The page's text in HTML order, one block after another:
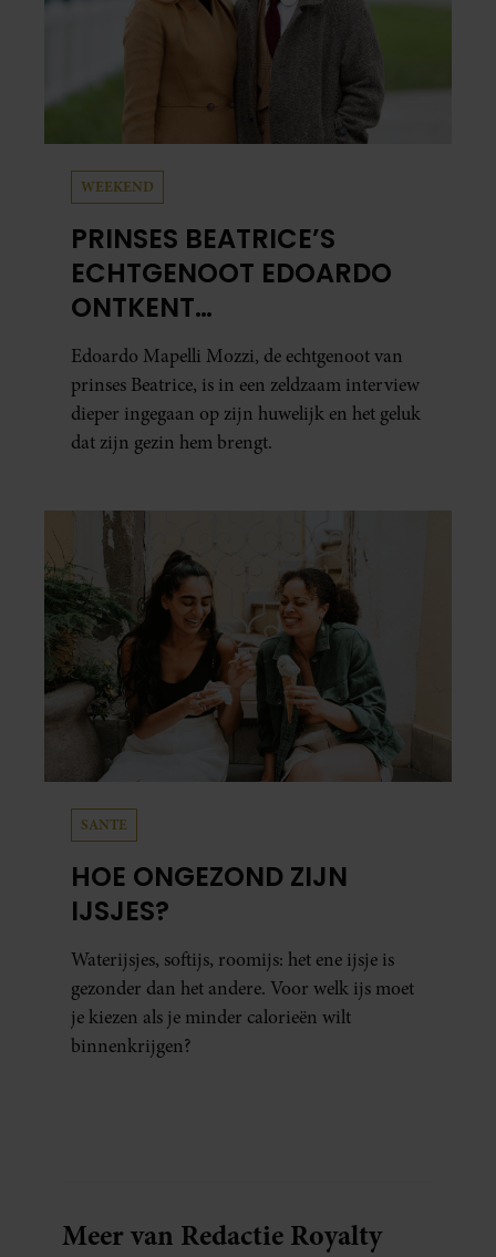
WEEKEND
PRINSES BEATRICE’S
ECHTGENOOT EDOARDO
ONTKENT
HUWELIJKSPROBLEMEN
Edoardo Mapelli Mozzi, de echtgenoot van
prinses Beatrice, is in een zeldzaam interview
dieper ingegaan op zijn huwelijk en het geluk
dat zijn gezin hem brengt.
SANTE
HOE ONGEZOND ZIJN
IJSJES?
Waterijsjes, softijs, roomijs: het ene ijsje is
gezonder dan het andere. Voor welk ijs moet
je kiezen als je minder calorieën wilt
binnenkrijgen?
Meer van Redactie Royalty